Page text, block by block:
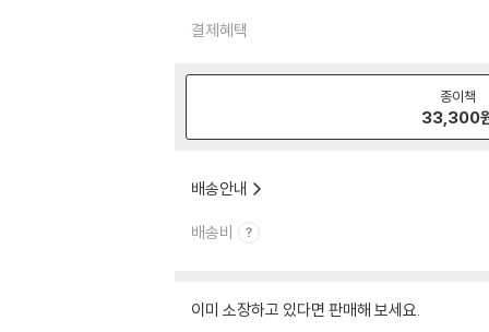
결제혜택
종이책
33,300
배송안내
배송비
이미 소장하고 있다면 판매해 보세요.